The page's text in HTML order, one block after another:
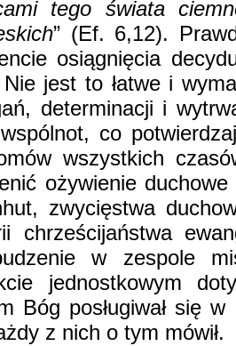
tego świata
” (Ef. 6,12).
osiągnięcia
jest to łatwe i
determinacji i
co
wszystkich
ożywienie
zwycięstwa
chrześcijaństwa
w zespole
jednostkowym
Bóg posługiwał się
z nich o tym mówił.